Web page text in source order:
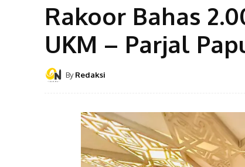
Rakoor Bahas
UKM – Parjal
By Redaksi